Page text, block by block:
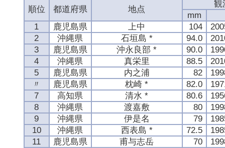
順位 都道府県 地点
観
mm
1
鹿児島県 上中 104
2
沖縄県 石垣島 * 94.0
3
鹿児島県 沖永良部 * 90.0
4
沖縄県 真栄里 88.5
5
鹿児島県 内之浦 82
〃
鹿児島県 枕崎 * 82.0
7
高知県 清水 * 80.6
8
沖縄県 渡嘉敷 80
9
沖縄県 伊是名 79
10
沖縄県 西表島 * 72.5
11
鹿児島県 甫与志岳 70